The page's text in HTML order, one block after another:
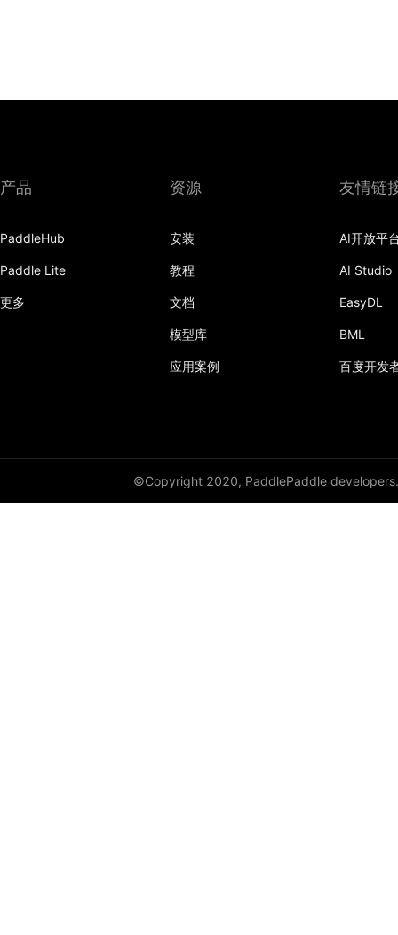
产品
PaddleHub
Paddle Lite
更多
资源
安装
教程
文档
模型库
应用案例
友情链
AI开放平
AI Studio
EasyDL
BML
百度开发
©Copyright 2020, PaddlePaddle developers.